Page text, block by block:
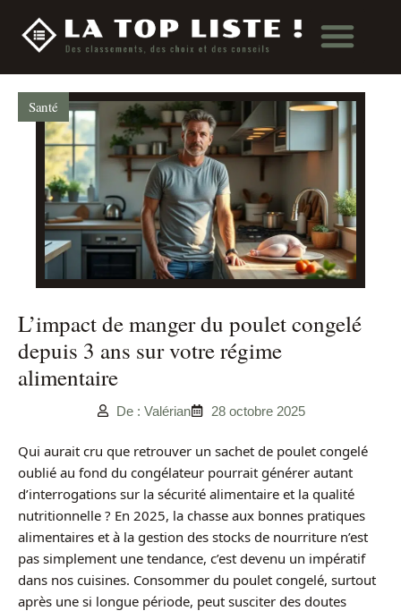
Santé
L’impact de manger du poulet congelé
depuis 3 ans sur votre régime
alimentaire
De : Valérian 28 octobre 2025
Qui aurait cru que retrouver un sachet de poulet congelé
oublié au fond du congélateur pourrait générer autant
d’interrogations sur la sécurité alimentaire et la qualité
nutritionnelle ? En 2025, la chasse aux bonnes pratiques
alimentaires et à la gestion des stocks de nourriture n’est
pas simplement une tendance, c’est devenu un impératif
dans nos cuisines. Consommer du poulet congelé, surtout
après une si longue période, peut susciter des doutes